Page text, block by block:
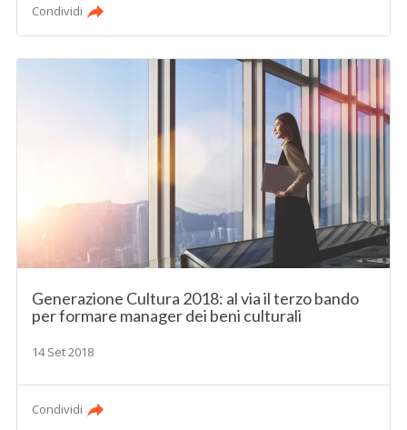
Condividi
Generazione Cultura 2018: al via il terzo bando
per formare manager dei beni culturali
14 Set 2018
Condividi